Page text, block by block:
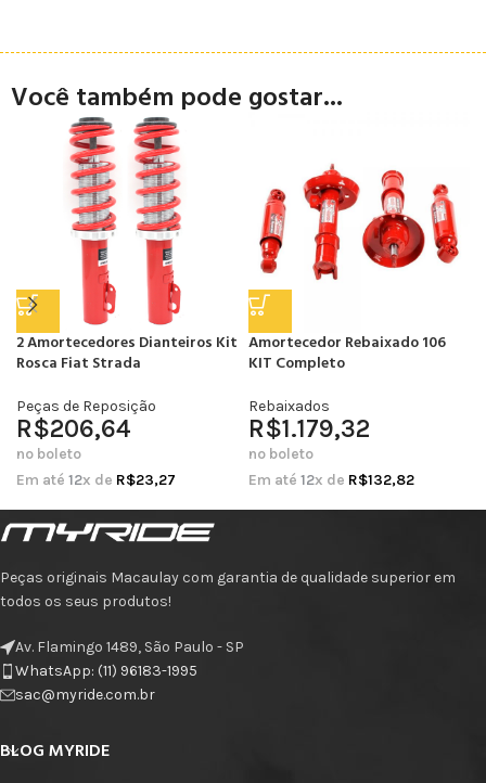
Você também pode gostar...
2 Amortecedores Dianteiros Kit
Rosca Fiat Strada
Peças de Reposição
R$206,64
no boleto
Em até 12x de R$23,27
Amortecedor Rebaixado 106
KIT Completo
Rebaixados
R$1.179,32
no boleto
Em até 12x de R$132,82
Peças originais Macaulay com garantia de qualidade superior em
todos os seus produtos!
Av. Flamingo 1489, São Paulo - SP
WhatsApp: (11) 96183-1995
sac@myride.com.br
BLOG MYRIDE